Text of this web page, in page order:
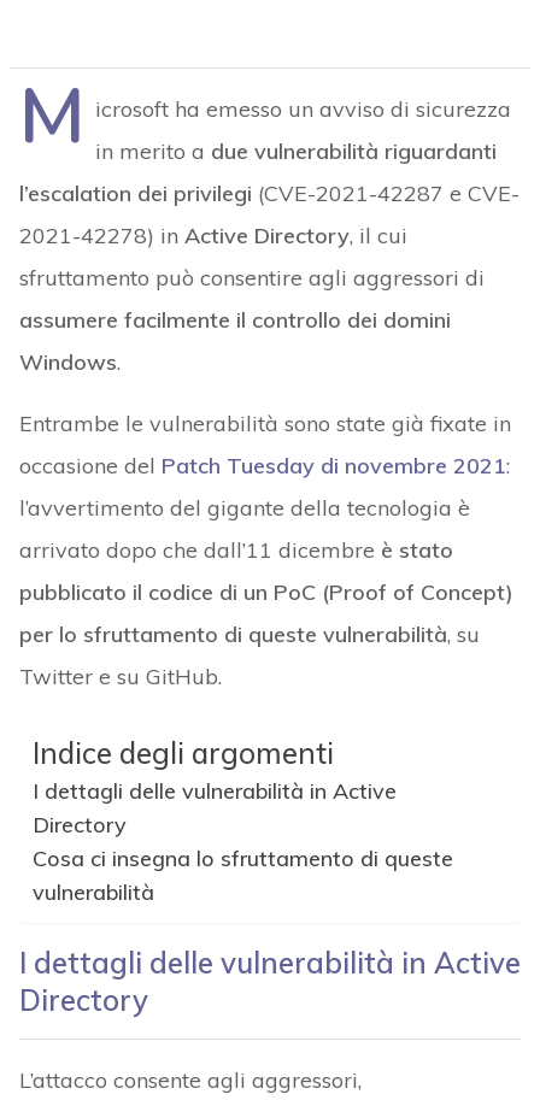
M
icrosoft ha emesso un avviso di sicurezza
in merito a due vulnerabilità riguardanti
l’escalation dei privilegi (CVE-2021-42287 e CVE-
2021-42278) in Active Directory, il cui
sfruttamento può consentire agli aggressori di
assumere facilmente il controllo dei domini
Windows.
Entrambe le vulnerabilità sono state già fixate in
occasione del Patch Tuesday di novembre 2021:
l’avvertimento del gigante della tecnologia è
arrivato dopo che dall’11 dicembre è stato
pubblicato il codice di un PoC (Proof of Concept)
per lo sfruttamento di queste vulnerabilità, su
Twitter e su GitHub.
Indice degli argomenti
I dettagli delle vulnerabilità in Active
Directory
Cosa ci insegna lo sfruttamento di queste
vulnerabilità
I dettagli delle vulnerabilità in Active
Directory
L’attacco consente agli aggressori,